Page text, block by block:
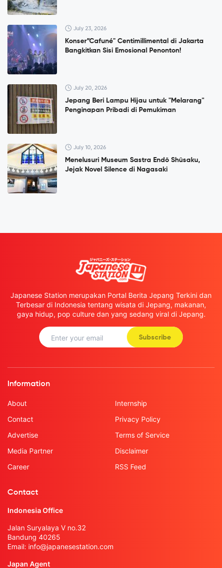
July 23, 2026
Konser”Cafuné" Centimillimental di Jakarta
Bangkitkan Sisi Emosional Penonton!
July 20, 2026
Jepang Beri Lampu Hijau untuk "Melarang"
Penginapan Pribadi di Pemukiman
July 10, 2026
Menelusuri Museum Sastra Endō Shūsaku,
Jejak Novel Silence di Nagasaki
Japanese Station merupakan Portal Berita Jepang Terkini dan
Terbesar di Indonesia tentang wisata di Jepang, makanan,
gaya hidup, pop culture dan yang sedang viral di Jepang.
Subscribe
Information
About
Contact
Advertise
Media Partner
Career
Internship
Privacy Policy
Terms of Service
Disclaimer
RSS Feed
Contact
Indonesia Office
Jalan Suryalaya V no.32
Bandung 40265
Email: info@japanesestation.com
Japan Agent